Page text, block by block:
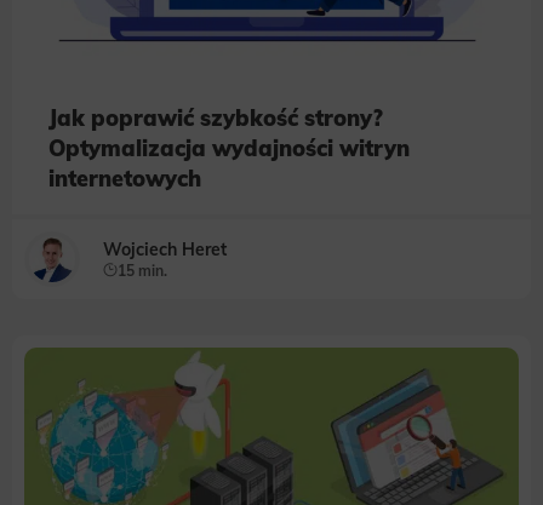
Jak poprawić szybkość strony?
Optymalizacja wydajności witryn
internetowych
Wojciech Heret
15 min.